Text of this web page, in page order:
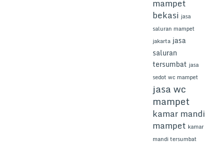
mampet
bekasi jasa
saluran mampet
jakarta jasa
saluran
tersumbat jasa
sedot wc mampet
jasa wc
mampet
kamar mandi
mampet kamar
mandi tersumbat